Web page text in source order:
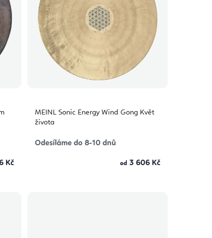
Kč
MEINL Sonic Energy Wind Gong Květ
života
Odesíláme do 8-10 dnů
od 3 606 Kč